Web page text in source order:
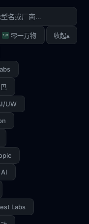
零一万物
UW
Labs
收起▴